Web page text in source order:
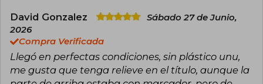
David Gonzalez
Sábado 27 de Junio,
2026
Compra Verificada
Llegó en perfectas condiciones, sin plástico unu,
me gusta que tenga relieve en el título, aunque la